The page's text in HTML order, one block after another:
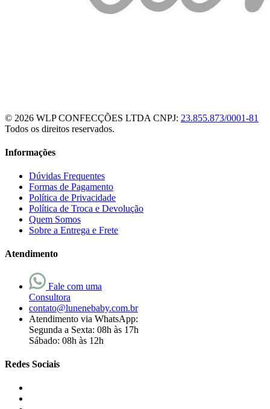
© 2026 WLP CONFECÇÕES LTDA CNPJ: 23.855.873/0001-81
Todos os direitos reservados.
Informações
Dúvidas Frequentes
Formas de Pagamento
Política de Privacidade
Política de Troca e Devolução
Quem Somos
Sobre a Entrega e Frete
Atendimento
Fale com uma
Consultora
contato@lunenebaby.com.br
Atendimento via WhatsApp:
Segunda a Sexta: 08h às 17h
Sábado: 08h às 12h
Redes Sociais